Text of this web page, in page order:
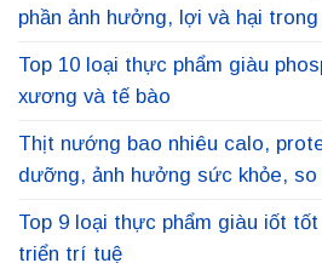
phần ảnh hưởng, lợi và hại trong
Top 10 loại thực phẩm giàu
xương và tế bào
Thịt nướng bao nhiêu calo,
dưỡng, ảnh hưởng sức khỏe, so
Top 9 loại thực phẩm giàu iốt
triển trí tuệ